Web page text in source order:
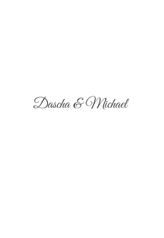
Dascha & Michael